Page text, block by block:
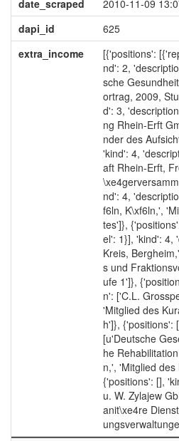
date_scraped
2010-11-09
dapi_id
625
extra_income
[{'positions':
nd': 2,
sche
ortrag, 2009,
d': 3,
ng Rhein-Erft
nder des
'kind': 4,
aft Rhein-Erft,
nd': 4,
f6ln, K\xf6ln,',
tes']},
el': 1}], 'kind': 4,
Kreis,
s und
ufe 1']},
n': ['C.L.
'Mitglied des
h']}, {'positions':
[u'Deutsche
he
n,', 'Mitglied
{'positions': [],
u. W. Zylajew
anit\xe4re